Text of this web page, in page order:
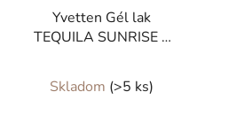
Yvetten Gél lak
TEQUILA SUNRISE 8
Skladom (>5 ks)